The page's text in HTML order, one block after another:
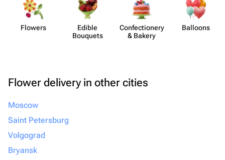
Flowers
Edible
Bouquets
Confect​ionery
& Bakery
Balloons
Flower delivery in other cities
Moscow
Saint Petersburg
Volgograd
Bryansk